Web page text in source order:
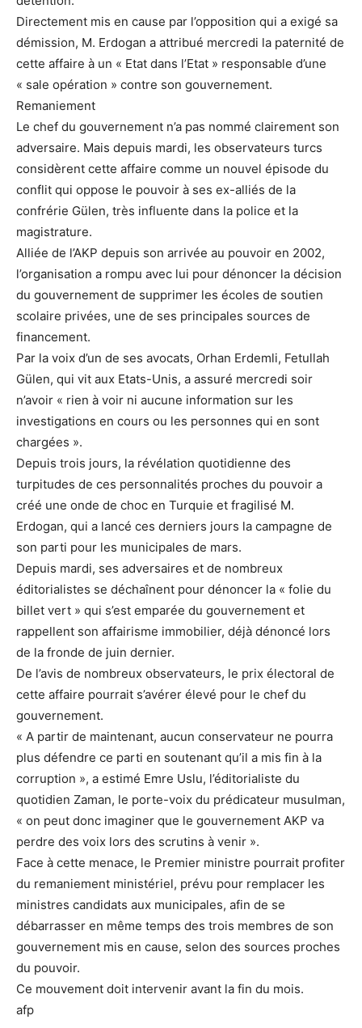
Directement mis en cause par l’opposition qui a exigé sa
démission, M. Erdogan a attribué mercredi la paternité de
cette affaire à un « Etat dans l’Etat » responsable d’une
« sale opération » contre son gouvernement.
Remaniement
Le chef du gouvernement n’a pas nommé clairement son
adversaire. Mais depuis mardi, les observateurs turcs
considèrent cette affaire comme un nouvel épisode du
conflit qui oppose le pouvoir à ses ex-alliés de la
confrérie Gülen, très influente dans la police et la
magistrature.
Alliée de l’AKP depuis son arrivée au pouvoir en 2002,
l’organisation a rompu avec lui pour dénoncer la décision
du gouvernement de supprimer les écoles de soutien
scolaire privées, une de ses principales sources de
financement.
Par la voix d’un de ses avocats, Orhan Erdemli, Fetullah
Gülen, qui vit aux Etats-Unis, a assuré mercredi soir
n’avoir « rien à voir ni aucune information sur les
investigations en cours ou les personnes qui en sont
chargées ».
Depuis trois jours, la révélation quotidienne des
turpitudes de ces personnalités proches du pouvoir a
créé une onde de choc en Turquie et fragilisé M.
Erdogan, qui a lancé ces derniers jours la campagne de
son parti pour les municipales de mars.
Depuis mardi, ses adversaires et de nombreux
éditorialistes se déchaînent pour dénoncer la « folie du
billet vert » qui s’est emparée du gouvernement et
rappellent son affairisme immobilier, déjà dénoncé lors
de la fronde de juin dernier.
De l’avis de nombreux observateurs, le prix électoral de
cette affaire pourrait s’avérer élevé pour le chef du
gouvernement.
« A partir de maintenant, aucun conservateur ne pourra
plus défendre ce parti en soutenant qu’il a mis fin à la
corruption », a estimé Emre Uslu, l’éditorialiste du
quotidien Zaman, le porte-voix du prédicateur musulman,
« on peut donc imaginer que le gouvernement AKP va
perdre des voix lors des scrutins à venir ».
Face à cette menace, le Premier ministre pourrait profiter
du remaniement ministériel, prévu pour remplacer les
ministres candidats aux municipales, afin de se
débarrasser en même temps des trois membres de son
gouvernement mis en cause, selon des sources proches
du pouvoir.
Ce mouvement doit intervenir avant la fin du mois.
afp